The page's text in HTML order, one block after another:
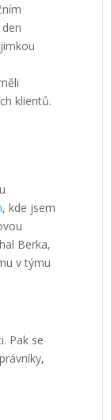
klientů.
, kde jsem
Berka,
v týmu
Pak se